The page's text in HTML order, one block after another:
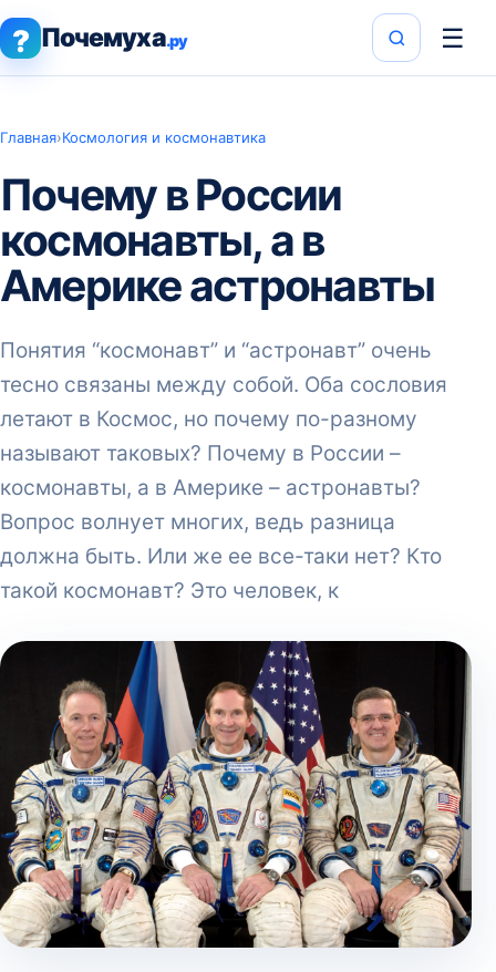
? Почемуха.ру ☰
Главная›Космология и космонавтика
Почему в России
космонавты, а в
Америке астронавты
Понятия “космонавт” и “астронавт” очень
тесно связаны между собой. Оба сословия
летают в Космос, но почему по-разному
называют таковых? Почему в России –
космонавты, а в Америке – астронавты?
Вопрос волнует многих, ведь разница
должна быть. Или же ее все-таки нет? Кто
такой космонавт? Это человек, к